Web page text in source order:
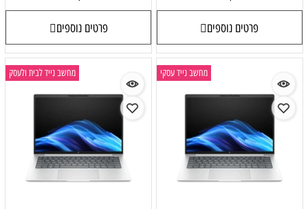
פרטים נוספים פרטים נוספים
מחשב נייד עסקי מחשב נייד לבית ולעסק